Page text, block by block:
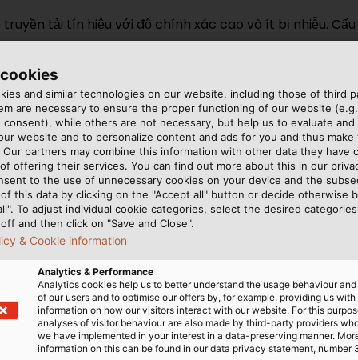
tải tín hiệu với độ chính xác cao và ít bị nhiễu.
chất hoặc hợp kim nhôm
ngăn chặn sự rò rỉ dòng điện
nhôm, nhằm giảm thiểu tác động của nhiễu điện
vệ cáp khỏi các tác động cơ học và môi trường,
nhu cầu truyền dẫn trong các hệ thống công nghiệp
điểm vượt trội, đáp ứng tốt các yêu cầu khắt khe trong
đặc tính nổi bật, nhờ lớp chống nhiễu bằng nhôm
đảm bảo nhờ lõi dẫn làm từ đồng nguyên chất, sản
and similar technologies on our website, including those of third
are necessary to ensure the proper functioning of our website
consent), while others are not necessary, but help us to evaluate and
website and to personalize content and ads for you and thus make
partners may combine this information with other data they have
offering their services. You can find out more about this in our
to the use of unnecessary cookies on your device and the
this data by clicking on the "Accept all" button or decide otherwise
To adjust individual cookie categories, select the desired
and then click on "Save and Close".
& Cookie information
Analytics & Performance
Analytics cookies help us to better understand the usage behaviour
of our users and to optimise our offers by, for example, providing us with
information on how our visitors interact with our website. For this
analyses of visitor behaviour are also made by third-party providers
we have implemented in your interest in a data-preserving manner.
information on this can be found in our data privacy statement, number